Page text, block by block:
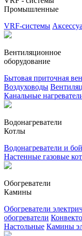
Промышленные
VRF-системы
Вентиляционное
оборудование
Бытовая приточная
Воздуховоды
Канальные
Водонагреватели
Котлы
Водонагреватели и
Настенные газовые
Обогреватели
Камины
Обогреватели
обогреватели
Настольные Камины